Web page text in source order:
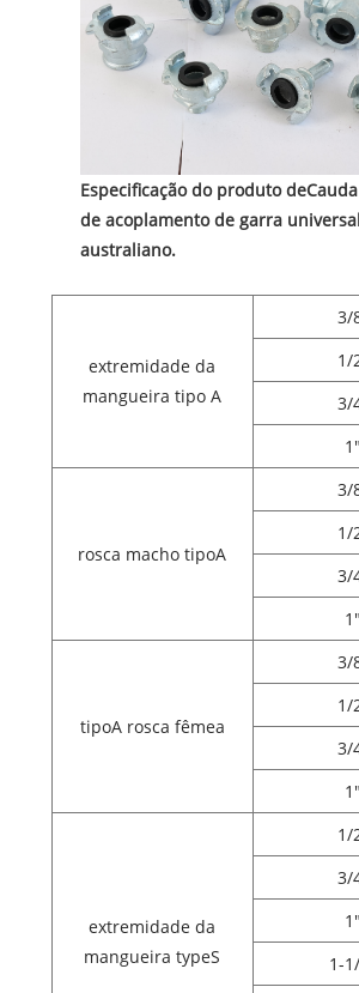
Especificação do produto de
de acoplamento de garra
australiano.
extremidade da
mangueira tipo A
3/
1/
3/
1"
rosca macho tipoA
3/
1/
3/
1"
tipoA rosca fêmea
3/
1/
3/
1"
extremidade da
mangueira typeS
1/
3/
1"
1-